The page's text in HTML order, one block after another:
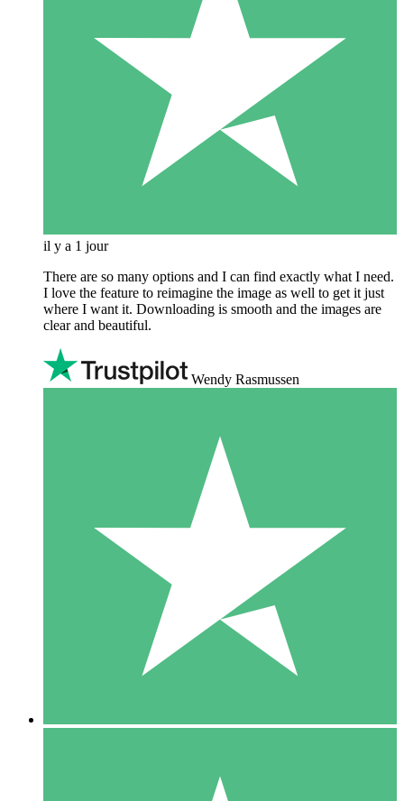
il y a 1 jour
There are so many options and I can find exactly what I need.
I love the feature to reimagine the image as well to get it just
where I want it. Downloading is smooth and the images are
clear and beautiful.
Wendy Rasmussen